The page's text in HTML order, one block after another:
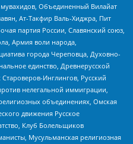
Объединенный Вилайат
Ат-Такфир Валь-Хиджра, Пит
партия России, Славянский союз,
Армия воли народа,
города Череповца, Духовно-
единство, Древнерусской
Инглингов, Русский
нелегальной иммиграции,
объединениях, Омская
движения Русское
Клуб Болельщиков
Мусульманская религиозная